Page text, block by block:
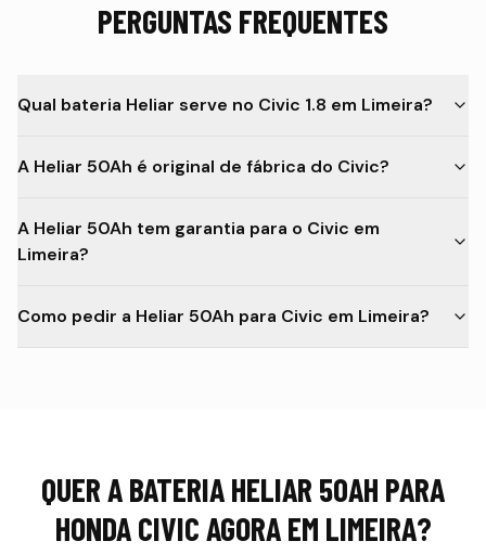
PERGUNTAS FREQUENTES
Qual bateria Heliar serve no Civic 1.8 em Limeira?
A Heliar 50Ah é original de fábrica do Civic?
A Heliar 50Ah tem garantia para o Civic em
Limeira?
Como pedir a Heliar 50Ah para Civic em Limeira?
QUER ABATERIA HELIAR 50AH PARA
HONDA CIVICAGORA EM LIMEIRA?